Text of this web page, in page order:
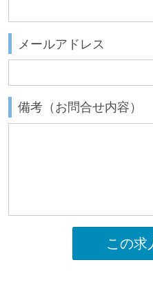
メールアドレス
備考（お問合せ内容）
この求